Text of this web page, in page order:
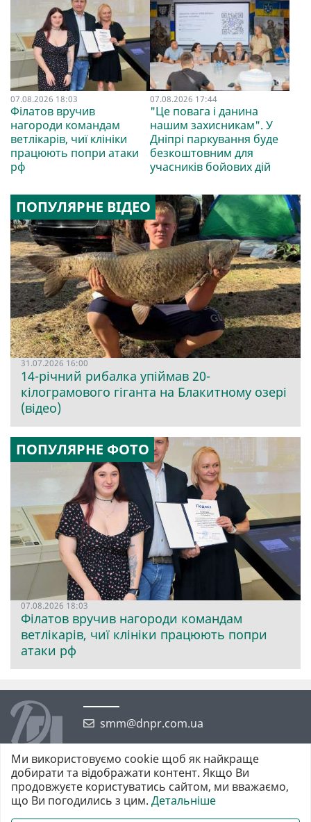
07.08.2026 18:03
Філатов вручив
нагороди командам
ветлікарів, чиї клініки
працюють попри атаки
рф
07.08.2026 17:44
"Це повага і данина
нашим захисникам". У
Дніпрі паркування буде
безкоштовним для
учасників бойових дій
ПОПУЛЯРНЕ ВІДЕО
31.07.2026 16:00
14-річний рибалка упіймав 20-
кілограмового гіганта на Блакитному озері
(відео)
ПОПУЛЯРНЕ ФОТО
07.08.2026 18:03
Філатов вручив нагороди командам
ветлікарів, чиї клініки працюють попри
атаки рф
smm@dnpr.com.ua
©2026 https://dnpr.com.ua Дніпровська порадниця
Ми використовуємо cookie щоб як найкраще
добирати та відображати контент. Якщо Ви
продовжуєте користуватись сайтом, ми вважаємо,
що Ви погодились з цим. Детальніше